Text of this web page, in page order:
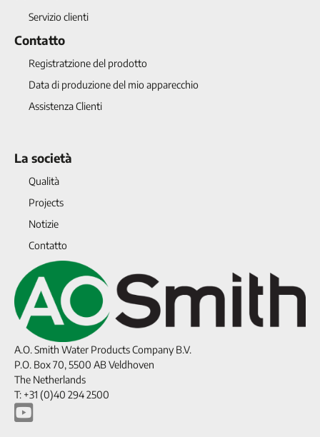
Servizio clienti
Contatto
Registratzione del prodotto
Data di produzione del mio apparecchio
Assistenza Clienti
La società
Qualità
Projects
Notizie
Contatto
A.O. Smith Water Products Company B.V.
P.O. Box 70, 5500 AB Veldhoven
The Netherlands
T: +31 (0)40 294 2500